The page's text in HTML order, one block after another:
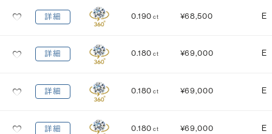
詳細 0.190 ct ¥68,500 E
詳細 0.180 ct ¥69,000 E
詳細 0.180 ct ¥69,000 E
詳細 0.180 ct ¥69,000 E